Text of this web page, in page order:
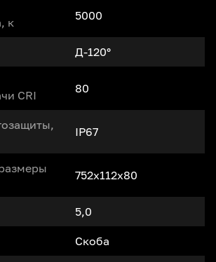
к
5000
Д-120°
CRI
80
IP67
752x112x80
5,0
Скоба